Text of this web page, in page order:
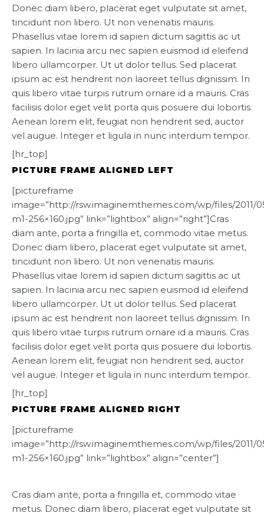
Donec diam libero, placerat eget vulputate sit amet,
tincidunt non libero. Ut non venenatis mauris.
Phasellus vitae lorem id sapien dictum sagittis ac ut
sapien. In lacinia arcu nec sapien euismod id eleifend
libero ullamcorper. Ut ut dolor tellus. Sed placerat
ipsum ac est hendrerit non laoreet tellus dignissim. In
quis libero vitae turpis rutrum ornare id a mauris. Cras
facilisis dolor eget velit porta quis posuere dui lobortis.
Aenean lorem elit, feugiat non hendrerit sed, auctor
vel augue. Integer et ligula in nunc interdum tempor.
[hr_top]
PICTURE FRAME ALIGNED LEFT
[pictureframe
image=”http://rsw.imaginemthemes.com/wp/files/2011/
m1-256×160.jpg” link=”lightbox” align=”right”]Cras
diam ante, porta a fringilla et, commodo vitae metus.
Donec diam libero, placerat eget vulputate sit amet,
tincidunt non libero. Ut non venenatis mauris.
Phasellus vitae lorem id sapien dictum sagittis ac ut
sapien. In lacinia arcu nec sapien euismod id eleifend
libero ullamcorper. Ut ut dolor tellus. Sed placerat
ipsum ac est hendrerit non laoreet tellus dignissim. In
quis libero vitae turpis rutrum ornare id a mauris. Cras
facilisis dolor eget velit porta quis posuere dui lobortis.
Aenean lorem elit, feugiat non hendrerit sed, auctor
vel augue. Integer et ligula in nunc interdum tempor.
[hr_top]
PICTURE FRAME ALIGNED RIGHT
[pictureframe
image=”http://rsw.imaginemthemes.com/wp/files/2011/
m1-256×160.jpg” link=”lightbox” align=”center”]
Cras diam ante, porta a fringilla et, commodo vitae
metus. Donec diam libero, placerat eget vulputate sit